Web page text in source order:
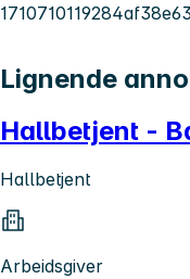
Lignende
Hallbetjent -
Hallbetjent
Arbeidsgiver